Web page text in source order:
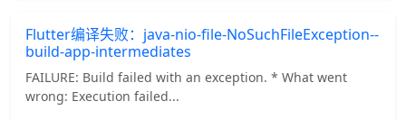
Flutter编译失败：java-nio-file-NoSuchFileException--
build-app-intermediates
FAILURE: Build failed with an exception. * What went
wrong: Execution failed...